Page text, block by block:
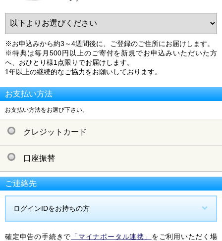
※お申込みから約3～4週間後に、ご登録のご住所にお届けします。
※特典は毎月500円以上のご寄付を新規でお申込みいただいた方
へ、おひとり様1点限りでお届けします。
1年以上の継続的なご協力をお願いしております。
お支払い方法
お支払い方法をお選び下さい。
クレジットカード
口座振替
ご連絡先
ログインIDをお持ちの方
確定申告の手続きで 「マイナポータル連携」 をご利用いただく場